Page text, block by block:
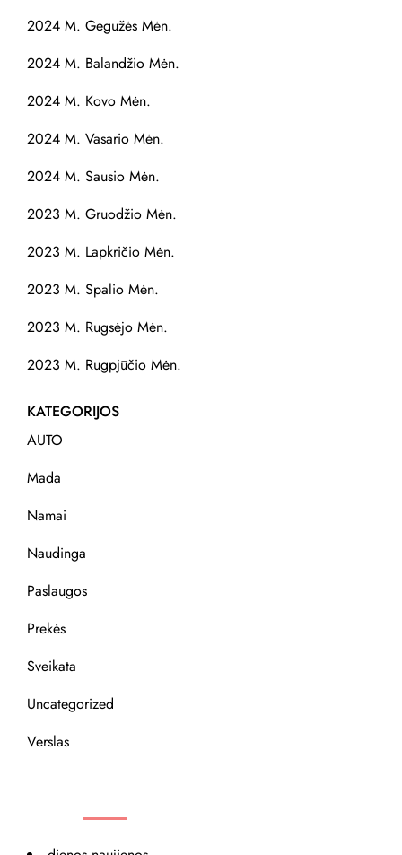
2024 M. Gegužės Mėn.
2024 M. Balandžio Mėn.
2024 M. Kovo Mėn.
2024 M. Vasario Mėn.
2024 M. Sausio Mėn.
2023 M. Gruodžio Mėn.
2023 M. Lapkričio Mėn.
2023 M. Spalio Mėn.
2023 M. Rugsėjo Mėn.
2023 M. Rugpjūčio Mėn.
KATEGORIJOS
AUTO
Mada
Namai
Naudinga
Paslaugos
Prekės
Sveikata
Uncategorized
Verslas